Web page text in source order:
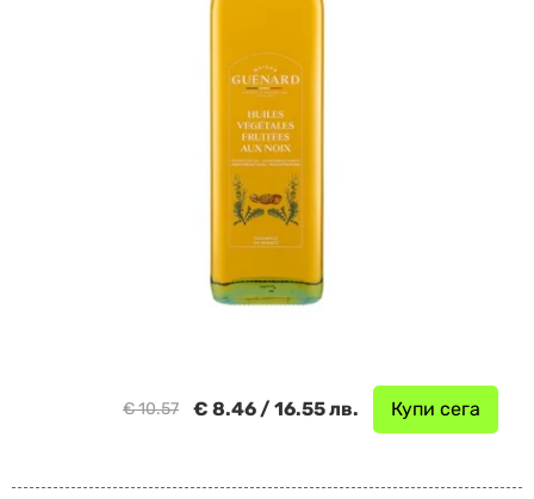
Купи сега
€ 8.46 / 16.55 лв.
€ 10.57